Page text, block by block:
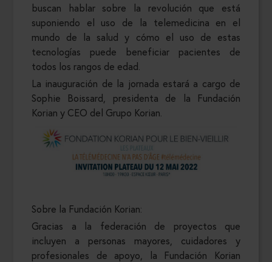
buscan hablar sobre la revolución que está
suponiendo el uso de la telemedicina en el
mundo de la salud y cómo el uso de estas
tecnologías puede beneficiar pacientes de
todos los rangos de edad.
La inauguración de la jornada estará a cargo de
Sophie Boissard, presidenta de la Fundación
Korian y CEO del Grupo Korian.
Sobre la Fundación Korian:
Gracias a la federación de proyectos que
incluyen a personas mayores, cuidadores y
profesionales de apoyo, la Fundación Korian